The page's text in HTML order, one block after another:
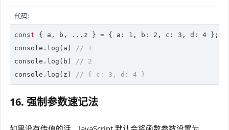
代码:
const { a, b, ...z } = { a: 1 , b: 2 , c: 3 , d: 4 };
console. log (a)
// 1
console. log (b)
// 2
console. log (z) // { c: 3, d: 4 }
16. 强制参数速记法